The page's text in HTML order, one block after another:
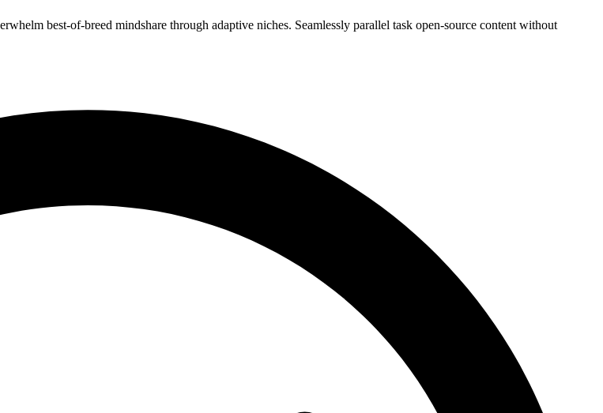
best-of-breed mindshare through adaptive niches. Seamlessly parallel task open-source content without